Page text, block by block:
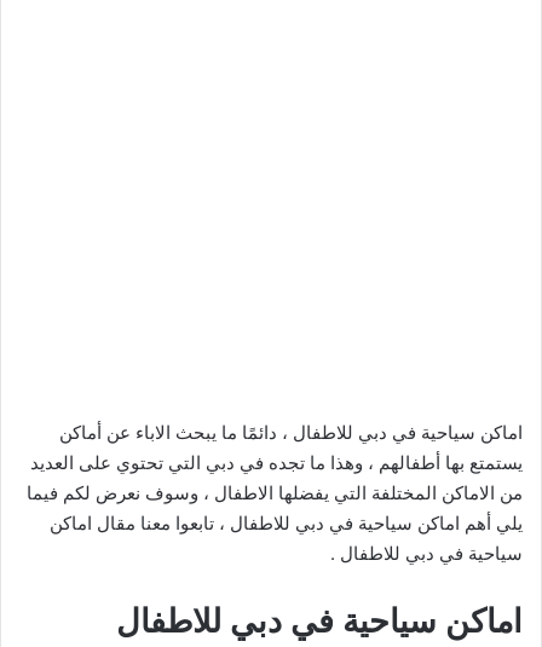
اماكن سياحية في دبي للاطفال ، دائمًا ما يبحث الاباء عن أماكن
يستمتع بها أطفالهم ، وهذا ما تجده في دبي التي تحتوي على العديد
من الاماكن المختلفة التي يفضلها الاطفال ، وسوف نعرض لكم فيما
يلي أهم اماكن سياحية في دبي للاطفال ، تابعوا معنا مقال اماكن
سياحية في دبي للاطفال .
اماكن سياحية في دبي للاطفال